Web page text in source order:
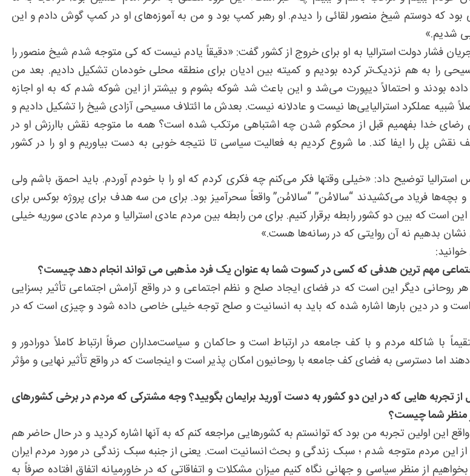
که دوستم شیخ منصور لقائی را دیدم. او رهبر کمپ بود و من به آموزه‌های او در کمپ گوش دادم و این
شدیم.»
فشار دولت استرالیا به او برای خروج از کشور گفت: «دقیقاً یادم نیست که کی متوجه شدم شیخ منصور را
را به هم نزدیک‌تر کرده بودیم و کمیته بین ادیان برای منطقه محلی خودمان تشکیل دادیم. بعد من
بودند و احتمالاً دیپورت می‌شد و این باعث شد شوکه بشوم و بیشتر از این شوکه شدم که به او اجازه
عملکرد استرالیایی‌ها نیست و عادلانه نیست. بعدش ما ائتلاف مسیحی آزادی شیخ را تشکیل دادیم و
خدا بفهمیم قبل از محکوم شدن چه اشتباهی مرتکب شده است؟ همه ما متوجه نقش باارزش او در
پل را ایفا کند. ما شروع کردیم به فعالیت سیاسی تا نتیجه خوبی به دست بیاوریم و او را در کشور
توضیح داد: «خیلی وقتها فکر می‌کنم چه فکری کردم که او را با خودم آوردم. باید احمق باشم ولی
فریاد می‌کشیدند “سالامُن” “سالامُن” واقعاً سحرآمیز بود. برای من سه هدف برای پروژه بوکس برای
که بین دو کشور رابطه برقرار کنیم. برای من رابطه بین مردم عادی استرالیا و مردم عادی سوریه خیلی
بدهیم نه آن روایتی که در رسانه‌ها هست.»
مهم ترین هدفی که کسی در کسوت شما به عنوان یک فرد مذهبی می تواند انجام دهد چیست؟
دیگر این است که در فضای ایجاد صلح و نظم اجتماعی و در واقع آرامش اجتماعی تأثیر بسزایی
است و در دین بارها اشاره شده که باید به انسانیت و صلح توجه خیلی خاصی داده شود و چیزی است که در
مردم و با کف جامعه در ارتباط است و حاکمان و سیاست‌مداران صرفاً ارتباط کاملاً دورادور و
دهند اما دسترسی به فضای کف جامعه با روحانیون امکان پذیر است و اینجاست که در واقع تأثیر نهایی و مؤثر
تجربه هایی که در این دو کشور به دست آورید برایمان بگویید؟ وجه مشترکی که مردم در برخی کشورهای
منظر شما چیست؟
این اولین تجربه من بود که توانستم به کشورهایی مراجعه کنم که به آنها اشاره کردید و در حال حاضر هم
که از این مردم متوجه شدم ؛ سبک زندگی و بحث انسانیت است. یعنی از جنبه سبک زندگی‌ در مورد مردم ایران
از منظر سیاسی و جهانی نگاه کنیم میزان مشکلات و اتفاقاتی که در خاورمیانه اتفاق افتاده صرفاً به